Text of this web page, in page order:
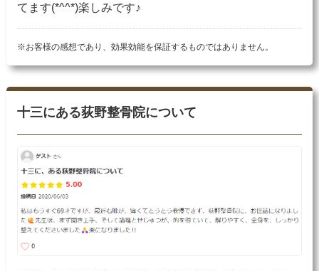
てます(*^^*)楽しみです♪
※お客様の感想であり、効果効能を保証するものではありません。
十三にある荻野整骨院について